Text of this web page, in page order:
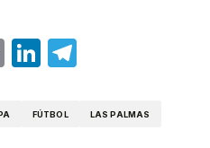
CopyLinkedIn
FÚTBOL LAS PALMAS